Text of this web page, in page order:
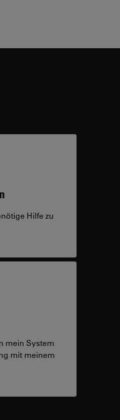
Hilfe zu
mein System
mit meinem